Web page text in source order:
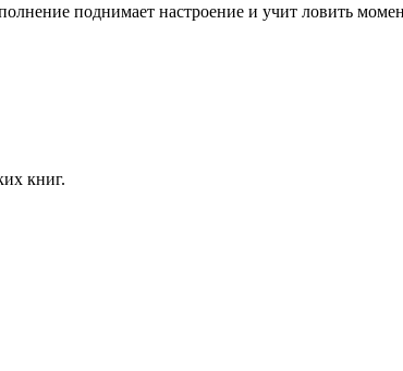
поднимает настроение и учит ловить
книг.